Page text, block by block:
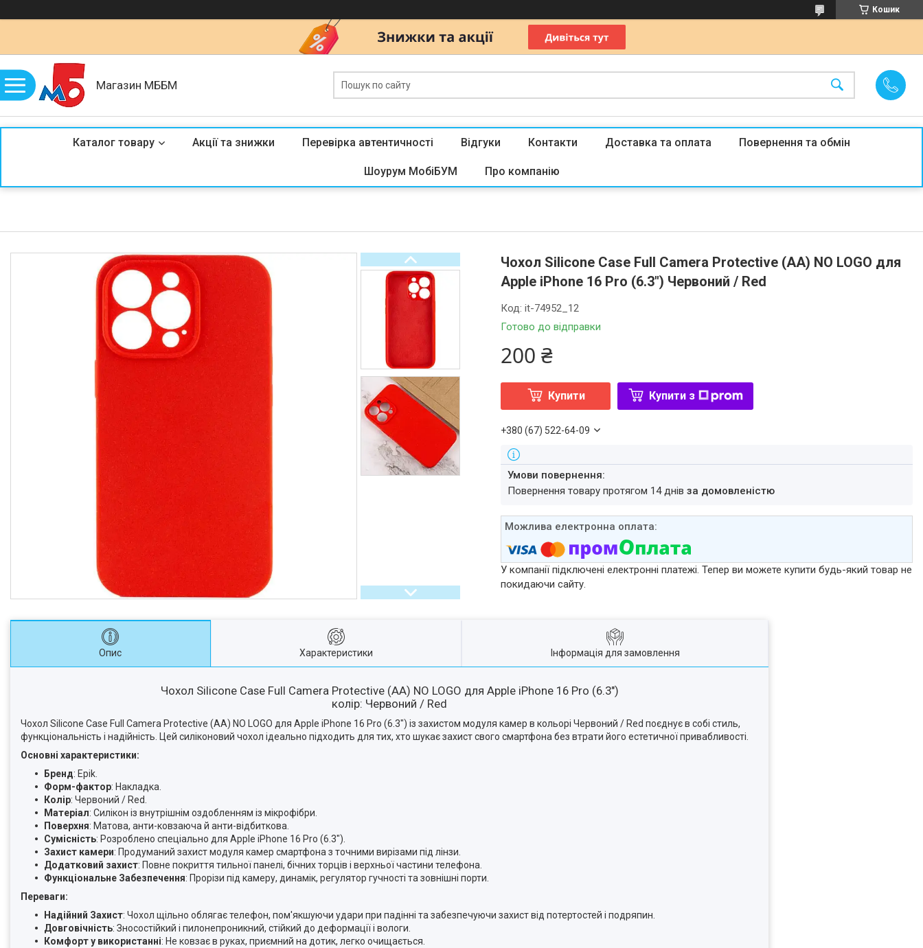
Кошик
Магазин МББМ
Каталог товару Акції та знижки Перевірка автентичності Відгуки Контакти Доставка та оплата Повернення та обмін
Шоурум МобіБУМ Про компанію
Чохол Silicone Case Full Camera Protective (AA) NO LOGO для
Apple iPhone 16 Pro (6.3") Червоний / Red
Готово до відправки
Код:it-74952_12
200 ₴
Купити Купити з
+380 (67) 522-64-09
повернення товару протягом 14 днівза домовленістю
У компанії підключені електронні платежі. Тепер ви можете купити будь-який товар не
покидаючи сайту.
Опис Характеристики Інформація для замовлення
Чохол Silicone Case Full Camera Protective (AA) NO LOGO для Apple iPhone 16 Pro (6.3")
колір: Червоний / Red
Чохол Silicone Case Full Camera Protective (AA) NO LOGO для Apple iPhone 16 Pro (6.3") із захистом модуля камер в кольорі Червоний / Red поєднує в собі стиль,
функціональність і надійність. Цей силіконовий чохол ідеально підходить для тих, хто шукає захист свого смартфона без втрати його естетичної привабливості.
Основні характеристики:
Бренд: Epik.
Форм-фактор: Накладка.
Колір: Червоний / Red.
Матеріал: Силікон із внутрішнім оздобленням із мікрофібри.
Поверхня: Матова, анти-ковзаюча й анти-відбиткова.
Сумісність: Розроблено спеціально для Apple iPhone 16 Pro (6.3").
Захист камери: Продуманий захист модуля камер смартфона з точними вирізами під лінзи.
Додатковий захист: Повне покриття тильної панелі, бічних торців і верхньої частини телефона.
Функціональне Забезпечення: Прорізи під камеру, динамік, регулятор гучності та зовнішні порти.
Переваги:
Надійний Захист: Чохол щільно облягає телефон, пом'якшуючи удари при падінні та забезпечуючи захист від потертостей і подряпин.
Довговічність: Зносостійкий і пилонепроникний, стійкий до деформації і вологи.
Комфорт у використанні: Не ковзає в руках, приємний на дотик, легко очищається.